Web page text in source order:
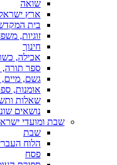
שואה
ארץ
בית
זוגיות,
חינוך
אכילה,
ספר תורה,
גשם, מיים,
אומנות,
שאלות
נושאים
שבת ומועדי
שבת
הלוח
פסח